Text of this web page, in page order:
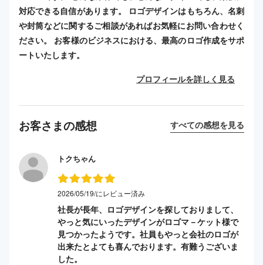
対応できる自信があります。 ロゴデザインはもちろん、名刺
や封筒などに関するご相談があればお気軽にお問い合わせく
ださい。 お客様のビジネスにおける、最高のロゴ作成をサポ
ートいたします。
プロフィールを詳しく見る
お客さまの感想 すべての感想を見る
トクちゃん
2026/05/19/にレビュー済み
社長が長年、ロゴデザインを探しておりまして、
やっと気にいったデザインがロゴマ－ケット様で
見つかったようです。社員もやっと会社のロゴが
出来たとよても喜んでおります。有難うございま
した。